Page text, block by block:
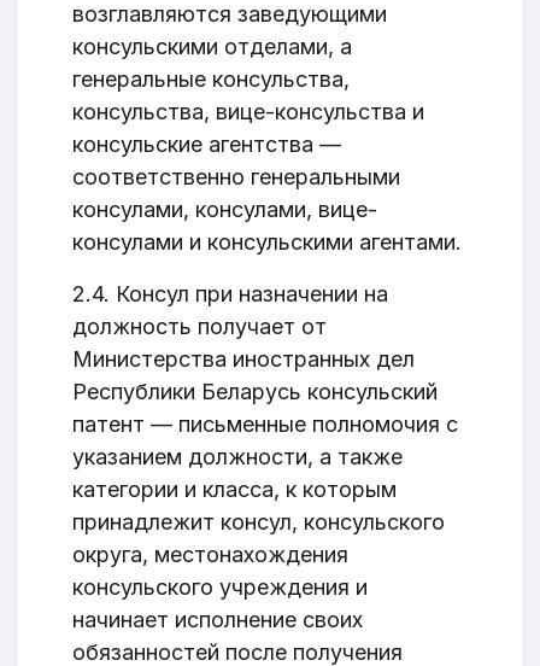
возглавляются заведующими
консульскими отделами, а
генеральные консульства,
консульства, вице-консульства и
консульские агентства —
соответственно генеральными
консулами, консулами, вице-
консулами и консульскими агентами.
2.4. Консул при назначении на
должность получает от
Министерства иностранных дел
Республики Беларусь консульский
патент — письменные полномочия с
указанием должности, а также
категории и класса, к которым
принадлежит консул, консульского
округа, местонахождения
консульского учреждения и
начинает исполнение своих
обязанностей после получения